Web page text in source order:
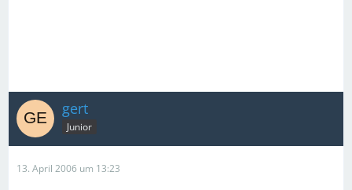
gert
Junior
13. April 2006 um 13:23